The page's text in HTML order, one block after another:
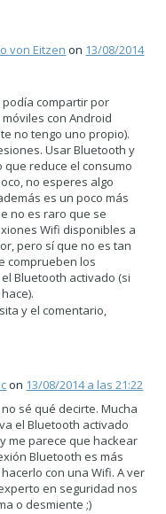
von Eitzen on 13/08/2014
compartir por
con Android
no tengo uno propio).
Usar Bluetooth y
que reduce el consumo
no esperes algo
es un poco más
no es raro que se
Wifi disponibles a
pero sí que no es tan
comprueben los
Bluetooth activado (si
y el comentario,
on 13/08/2014 a las 21:22
sé qué decirte. Mucha
el Bluetooth activado
me parece que hackear
Bluetooth es más
con una Wifi. A ver
en seguridad nos
o desmiente ;)